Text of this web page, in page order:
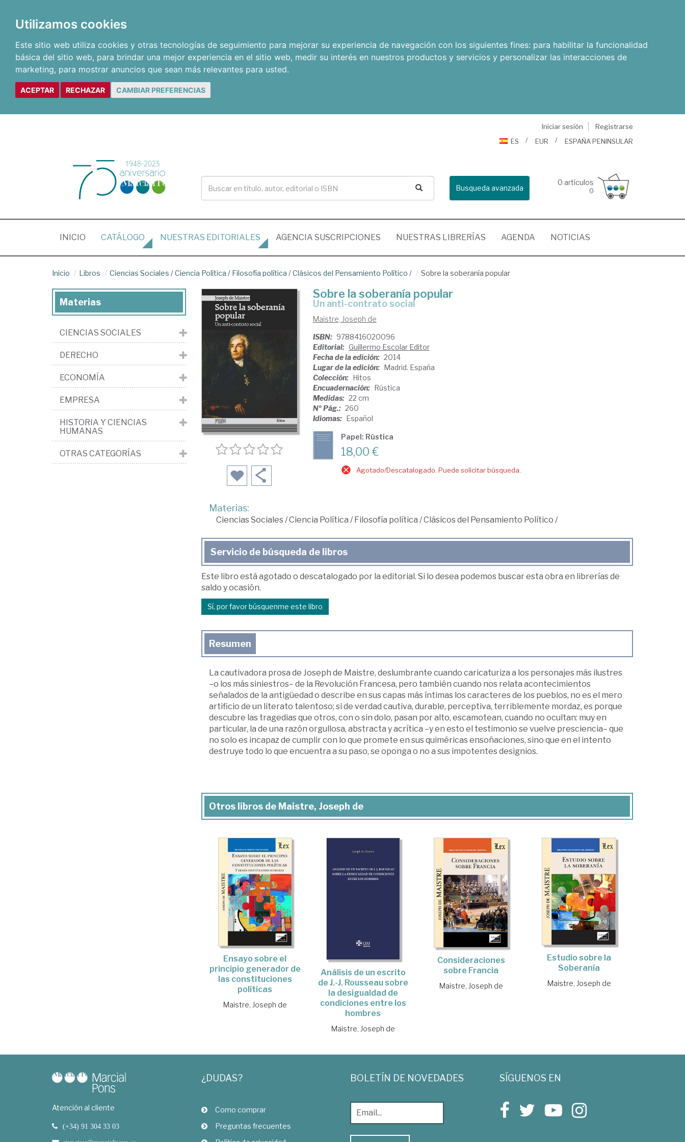
Utilizamos cookies
Este sitio web utiliza cookies y otras tecnologías de seguimiento para mejorar su experiencia de navegación con los siguientes fines: para habilitar la funcionalidad
básica del sitio web, para brindar una mejor experiencia en el sitio web, medir su interés en nuestros productos y servicios y personalizar las interacciones de
marketing, para mostrar anuncios que sean más relevantes para usted.
ACEPTAR RECHAZAR CAMBIAR PREFERENCIAS
Iniciar sesión
Registrarse
ES
EUR ESPAÑA PENINSULAR
Busqueda avanzada
0 artículos
0
INICIO (CURRENT)
CATÁLOGO NUESTRAS EDITORIALES AGENCIA SUSCRIPCIONES NUESTRAS LIBRERÍAS AGENDA NOTICIAS
Inicio Libros Ciencias Sociales /Ciencia Política / Filosofía política /Clásicos del Pensamiento Político / Sobre la soberanía popular
Sobre la soberanía popular
un anti-contrato social
Maistre, Joseph de
ISBN: 9788416020096
Editorial: Guillermo Escolar Editor
Fecha de la edición: 2014
Lugar de la edición: Madrid. España
Colección: Hitos
Encuadernación: Rústica
Medidas: 22 cm
Nº Pág.: 260
Idiomas: Español
Papel: Rústica
18,00 €
Agotado/Descatalogado. Puede solicitar búsqueda.
Materias:
Ciencias Sociales/Ciencia Política / Filosofía política /Clásicos del Pensamiento Político /
Servicio de búsqueda de libros
Este libro está agotado o descatalogado por la editorial. Si lo desea podemos buscar esta obra en librerías de
saldo y ocasión.
Sí, por favor búsquenme este libro
Resumen
La cautivadora prosa de Joseph de Maistre, deslumbrante cuando caricaturiza a los personajes más ilustres
–o los más siniestros– de la Revolución Francesa, pero también cuando nos relata acontecimientos
señalados de la antigüedad o describe en sus capas más íntimas los caracteres de los pueblos, no es el mero
artificio de un literato talentoso; si de verdad cautiva, durable, perceptiva, terriblemente mordaz, es porque
descubre las tragedias que otros, con o sin dolo, pasan por alto, escamotean, cuando no ocultan: muy en
particular, la de una razón orgullosa, abstracta y acrítica –y en esto el testimonio se vuelve presciencia– que
no solo es incapaz de cumplir con lo que promete en sus quiméricas ensoñaciones, sino que en el intento
destruye todo lo que encuentra a su paso, se oponga o no a sus impotentes designios.
Otros libros de Maistre, Joseph de
Ensayo sobre el
principio generador de
las constituciones
políticas
Maistre, Joseph de
Análisis de un escrito
de J.-J. Rousseau sobre
la desigualdad de
condiciones entre los
hombres
Maistre, Joseph de
Consideraciones
sobre Francia
Maistre, Joseph de
Estudio sobre la
Soberanía
Maistre, Joseph de
Materias
CIENCIAS SOCIALES
DERECHO
ECONOMÍA
EMPRESA
HISTORIA Y CIENCIAS
HUMANAS
OTRAS CATEGORÍAS
Atención al cliente
(+34) 91 304 33 03
¿DUDAS?
Como comprar
Preguntas frecuentes
BOLETÍN DE NOVEDADES SÍGUENOS EN